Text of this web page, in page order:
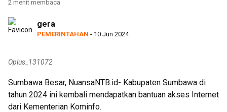
2 menit membaca
gera
PEMERINTAHAN - 10 Jun 2024
Oplus_131072
Sumbawa Besar, NuansaNTB.id- Kabupaten Sumbawa di
tahun 2024 ini kembali mendapatkan bantuan akses Internet
dari Kementerian Kominfo.